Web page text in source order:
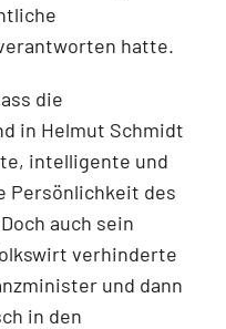
hatte.
die
in Helmut Schmidt
intelligente und
Persönlichkeit des
auch sein
verhinderte
und dann
in den